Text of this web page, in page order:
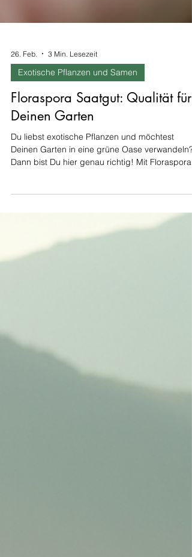
26. Feb. 3 Min. Lesezeit
Exotische Pflanzen und Samen
Deinen Garten
Du liebst exotische Pflanzen und möchtest
höchster Qualität, sondern auch die Chance,
seltene und faszinierende Pflanzen zu
Ich zeige Dir, warum Floraspora die erste
für exotische Samen ist und wie Du mit den